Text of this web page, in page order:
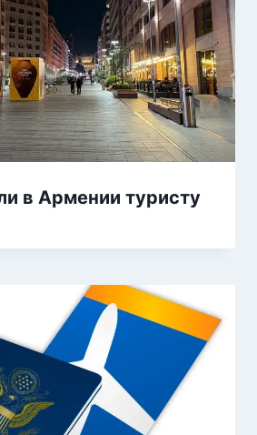
в Армении туристу